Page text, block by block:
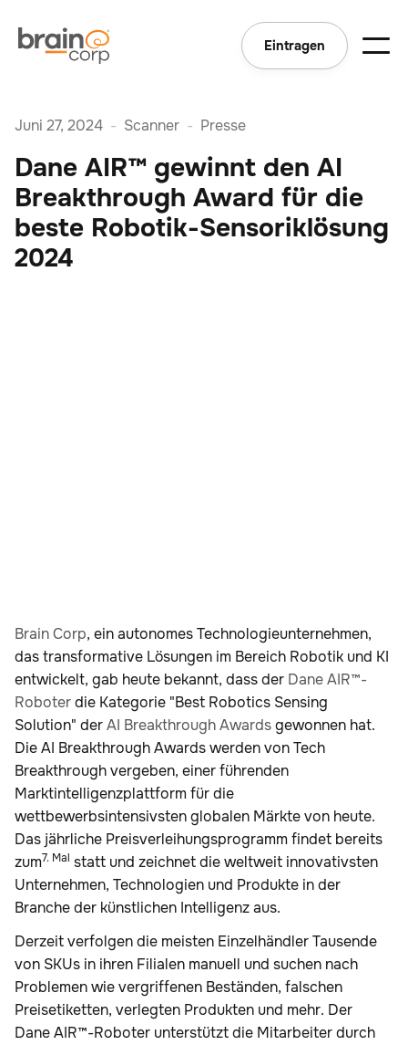
Eintragen
Juni 27, 2024 - Scanner - Presse
Dane AIR™ gewinnt den AI
Breakthrough Award für die
beste Robotik-Sensoriklösung
2024
Brain Corp, ein autonomes Technologieunternehmen,
das transformative Lösungen im Bereich Robotik und KI
entwickelt, gab heute bekannt, dass der Dane AIR™-
Roboterdie Kategorie "Best Robotics Sensing
Solution" derAI Breakthrough Awardsgewonnen hat.
Die AI Breakthrough Awards werden von Tech
Breakthrough vergeben, einer führenden
Marktintelligenzplattform für die
wettbewerbsintensivsten globalen Märkte von heute.
Das jährliche Preisverleihungsprogramm findet bereits
zum7. Mal statt und zeichnet die weltweit innovativsten
Unternehmen, Technologien und Produkte in der
Branche der künstlichen Intelligenz aus.
Derzeit verfolgen die meisten Einzelhändler Tausende
von SKUs in ihren Filialen manuell und suchen nach
Problemen wie vergriffenen Beständen, falschen
Preisetiketten, verlegten Produkten und mehr. Der
Dane AIR™-Roboter unterstützt die Mitarbeiter durch